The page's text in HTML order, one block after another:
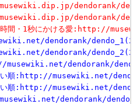
dendorank/
dendorank/
奏時間・1秒にかける愛:http://
dendorank/
dendorank/
musewiki.net/dendorank/
きい順:http://musewiki.net/
さい順:http://musewiki.net/
dendorank/